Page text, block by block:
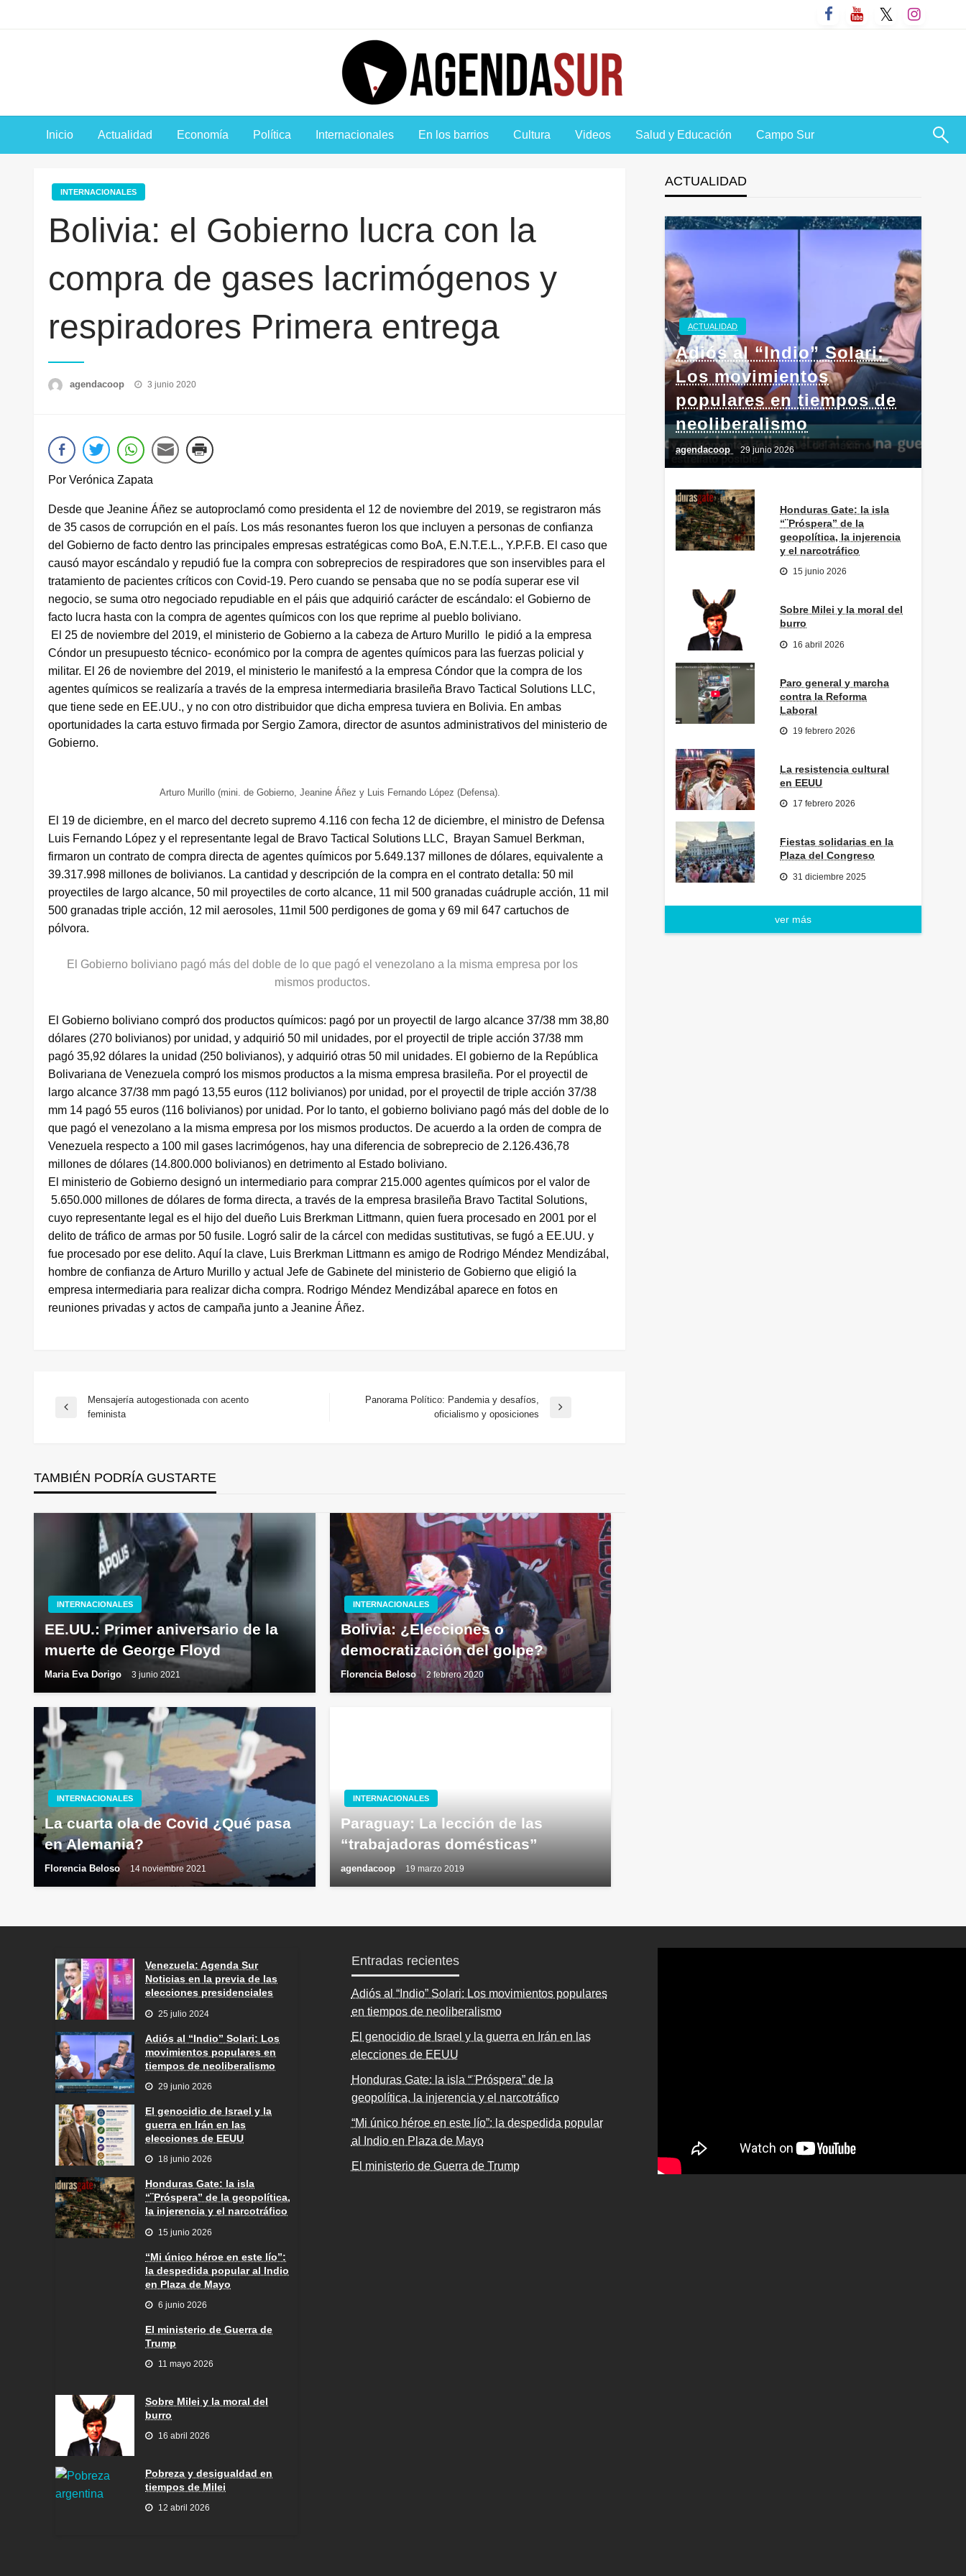
al
Agenda Sur
Inicio Actualidad Economía Política Internacionales En los barrios Cultura Videos Salud y Educación Campo Sur
INTERNACIONALES
Bolivia: el Gobierno lucra con la
compra de gases lacrimógenos y
respiradores Primera entrega
agendacoop
Publicado
3 junio 2020
Por Verónica Zapata
Desde que Jeanine Áñez se autoproclamó como presidenta el 12 de noviembre del 2019, se registraron más
de 35 casos de corrupción en el país. Los más resonantes fueron los que incluyen a personas de confianza
del Gobierno de facto dentro las principales empresas estratégicas como BoA, E.N.T.E.L., Y.P.F.B. El caso que
causó mayor escándalo y repudió fue la compra con sobreprecios de respiradores que son inservibles para el
tratamiento de pacientes críticos con Covid-19. Pero cuando se pensaba que no se podía superar ese vil
negocio, se suma otro negociado repudiable en el páis que adquirió carácter de escándalo: el Gobierno de
facto lucra hasta con la compra de agentes químicos con los que reprime al pueblo boliviano.
El 25 de noviembre del 2019, el ministerio de Gobierno a la cabeza de Arturo Murillo le pidió a la empresa
Cóndor un presupuesto técnico- económico por la compra de agentes químicos para las fuerzas policial y
militar. El 26 de noviembre del 2019, el ministerio le manifestó a la empresa Cóndor que la compra de los
agentes químicos se realizaría a través de la empresa intermediaria brasileña Bravo Tactical Solutions LLC,
que tiene sede en EE.UU., y no con otro distribuidor que dicha empresa tuviera en Bolivia. En ambas
oportunidades la carta estuvo firmada por Sergio Zamora, director de asuntos administrativos del ministerio de
Gobierno.
Arturo Murillo (mini. de Gobierno, Jeanine Áñez y Luis Fernando López (Defensa).
El 19 de diciembre, en el marco del decreto supremo 4.116 con fecha 12 de diciembre, el ministro de Defensa
Luis Fernando López y el representante legal de Bravo Tactical Solutions LLC, Brayan Samuel Berkman,
firmaron un contrato de compra directa de agentes químicos por 5.649.137 millones de dólares, equivalente a
39.317.998 millones de bolivianos. La cantidad y descripción de la compra en el contrato detalla: 50 mil
proyectiles de largo alcance, 50 mil proyectiles de corto alcance, 11 mil 500 granadas cuádruple acción, 11 mil
500 granadas triple acción, 12 mil aerosoles, 11mil 500 perdigones de goma y 69 mil 647 cartuchos de
pólvora.
El Gobierno boliviano pagó más del doble de lo que pagó el venezolano a la misma empresa por los
mismos productos.
El Gobierno boliviano compró dos productos químicos: pagó por un proyectil de largo alcance 37/38 mm 38,80
dólares (270 bolivianos) por unidad, y adquirió 50 mil unidades, por el proyectil de triple acción 37/38 mm
pagó 35,92 dólares la unidad (250 bolivianos), y adquirió otras 50 mil unidades. El gobierno de la República
Bolivariana de Venezuela compró los mismos productos a la misma empresa brasileña. Por el proyectil de
largo alcance 37/38 mm pagó 13,55 euros (112 bolivianos) por unidad, por el proyectil de triple acción 37/38
mm 14 pagó 55 euros (116 bolivianos) por unidad. Por lo tanto, el gobierno boliviano pagó más del doble de lo
que pagó el venezolano a la misma empresa por los mismos productos. De acuerdo a la orden de compra de
Venezuela respecto a 100 mil gases lacrimógenos, hay una diferencia de sobreprecio de 2.126.436,78
millones de dólares (14.800.000 bolivianos) en detrimento al Estado boliviano.
El ministerio de Gobierno designó un intermediario para comprar 215.000 agentes químicos por el valor de
5.650.000 millones de dólares de forma directa, a través de la empresa brasileña Bravo Tactital Solutions,
cuyo representante legal es el hijo del dueño Luis Brerkman Littmann, quien fuera procesado en 2001 por el
delito de tráfico de armas por 50 fusile. Logró salir de la cárcel con medidas sustitutivas, se fugó a EE.UU. y
fue procesado por ese delito. Aquí la clave, Luis Brerkman Littmann es amigo de Rodrigo Méndez Mendizábal,
hombre de confianza de Arturo Murillo y actual Jefe de Gabinete del ministerio de Gobierno que eligió la
empresa intermediaria para realizar dicha compra. Rodrigo Méndez Mendizábal aparece en fotos en
reuniones privadas y actos de campaña junto a Jeanine Áñez.
Navegación
entradas
Entrada
Mensajería autogestionada con acento
feminista
Panorama Político: Pandemia y desafíos,
oficialismo y oposiciones
TAMBIÉN PODRÍA GUSTARTE
INTERNACIONALES
EE.UU.: Primer aniversario de la
muerte de George Floyd
Maria Eva Dorigo 3 junio 2021
INTERNACIONALES
Bolivia: ¿Elecciones o
democratización del golpe?
Florencia Beloso 2 febrero 2020
INTERNACIONALES
La cuarta ola de Covid ¿Qué pasa
en Alemania?
Florencia Beloso 14 noviembre 2021
INTERNACIONALES
Paraguay: La lección de las
“trabajadoras domésticas”
agendacoop 19 marzo 2019
ACTUALIDAD
ACTUALIDAD
Adiós al “Indio” Solari:
Los movimientos
populares en tiempos de
neoliberalismo
agendacoop 29 junio 2026
Honduras Gate: la isla
“¨Próspera” de la
geopolítica, la injerencia
y el narcotráfico
15 junio 2026
Sobre Milei y la moral del
burro
16 abril 2026
Paro general y marcha
contra la Reforma
Laboral
19 febrero 2026
La resistencia cultural
en EEUU
17 febrero 2026
Fiestas solidarias en la
Plaza del Congreso
31 diciembre 2025
ver más
Venezuela: Agenda Sur
Noticias en la previa de las
elecciones presidenciales
25 julio 2024
Adiós al “Indio” Solari: Los
movimientos populares en
tiempos de neoliberalismo
29 junio 2026
El genocidio de Israel y la
guerra en Irán en las
elecciones de EEUU
18 junio 2026
Honduras Gate: la isla
“¨Próspera” de la geopolítica,
la injerencia y el narcotráfico
15 junio 2026
“Mi único héroe en este lío”:
la despedida popular al Indio
en Plaza de Mayo
6 junio 2026
El ministerio de Guerra de
Trump
11 mayo 2026
Sobre Milei y la moral del
burro
16 abril 2026
Pobreza y desigualdad en
tiempos de Milei
12 abril 2026
Entradas recientes
Adiós al “Indio” Solari: Los movimientos populares
en tiempos de neoliberalismo
El genocidio de Israel y la guerra en Irán en las
elecciones de EEUU
Honduras Gate: la isla “¨Próspera” de la
geopolítica, la injerencia y el narcotráfico
“Mi único héroe en este lío”: la despedida popular
al Indio en Plaza de Mayo
El ministerio de Guerra de Trump